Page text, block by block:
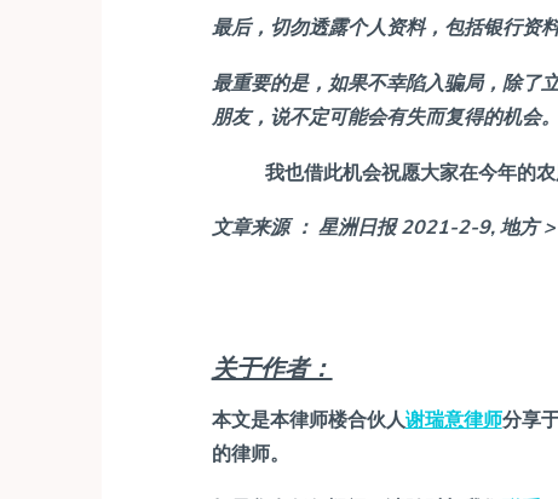
最后，切勿透露个人资料，包括银行资
最重要的是，如果不幸陷入骗局，除了
朋友，说不定可能会有失而复得的机会。
我也借此机会祝愿大家在今年的
文章来源 ： 星洲日报 2021-2-9, 地方 >
关于作者：
本文是本律师楼合伙人谢瑞意律师分享
的律师。